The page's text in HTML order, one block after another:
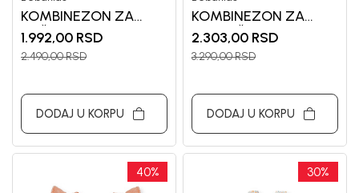
KOMBINEZON ZA
DEČAKE VUKAN
1.992,00 RSD
2.490,00RSD
DODAJ U KORPU
KOMBINEZON ZA
DEVOJČICE VALE
2.303,00 RSD
3.290,00RSD
DODAJ U KORPU
40% 30%